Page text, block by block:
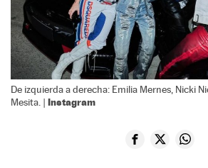
De izquierda a derecha: Emilia Mernes, Nicki
Mesita. | Instagram